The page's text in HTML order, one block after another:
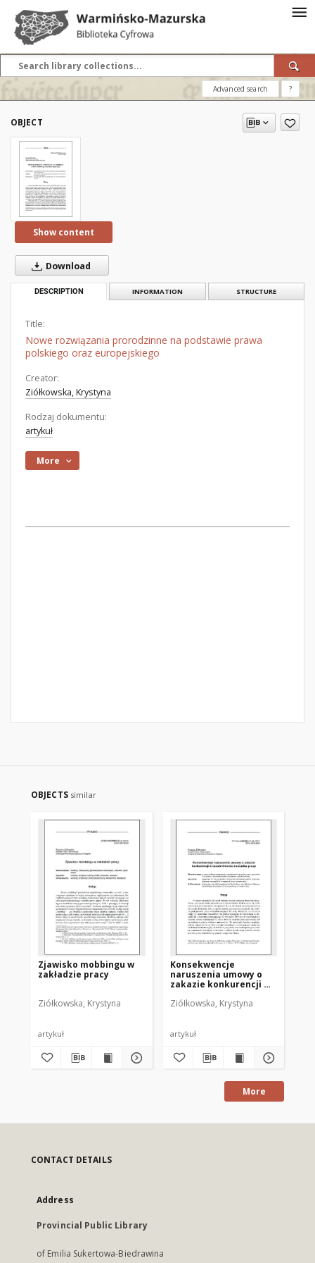
Advanced search ?
OBJECT
Show content
Download
DESCRIPTION INFORMATION STRUCTURE
Title:
Nowe rozwiązania prorodzinne na podstawie prawa
polskiego oraz europejskiego
Creator:
Ziółkowska, Krystyna
Rodzaj dokumentu:
artykuł
More
OBJECTS similar
Zjawisko mobbingu w
zakładzie pracy
Ziółkowska, Krystyna
artykuł
Konsekwencje
naruszenia umowy o
zakazie konkurencji w
stosunku pracy
Ziółkowska, Krystyna
artykuł
More
CONTACT DETAILS
Address
Provincial Public Library
of Emilia Sukertowa-Biedrawina